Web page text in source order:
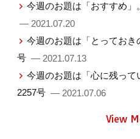
今週のお題は「おすすめ」
— 2021.07.20
今週のお題は「とっておき
号 — 2021.07.13
今週のお題は「心に残っ
2257号 — 2021.07.06
View